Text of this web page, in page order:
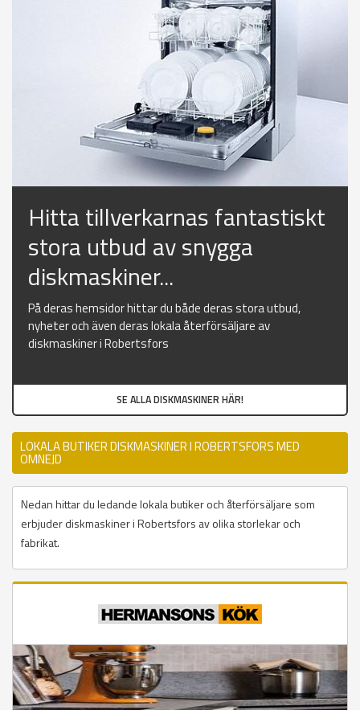
Hitta tillverkarnas fantastiskt
stora utbud av snygga
diskmaskiner...
På deras hemsidor hittar du både deras stora utbud,
nyheter och även deras lokala återförsäljare av
diskmaskiner i Robertsfors
SE ALLA DISKMASKINER HÄR!
LOKALA BUTIKER DISKMASKINER I ROBERTSFORS MED
OMNEJD
Nedan hittar du ledande lokala butiker och återförsäljare som
erbjuder diskmaskiner i Robertsfors av olika storlekar och
fabrikat.